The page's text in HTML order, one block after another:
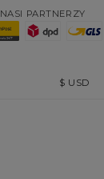
NASI PARTNERZY
$ USD